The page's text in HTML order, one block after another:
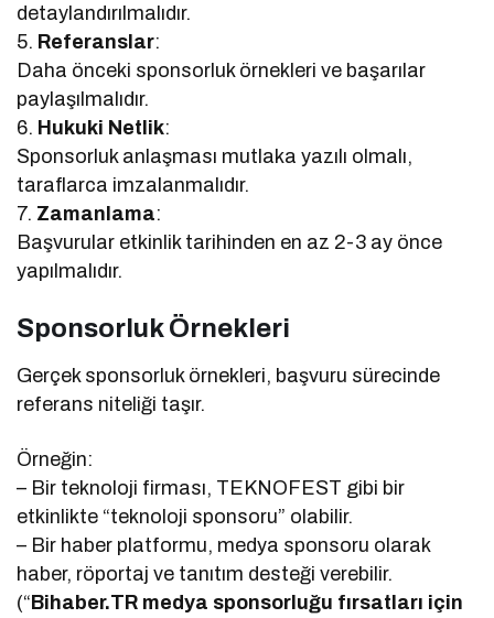
detaylandırılmalıdır.
5. Referanslar:
Daha önceki sponsorluk örnekleri ve başarılar
paylaşılmalıdır.
6. Hukuki Netlik:
Sponsorluk anlaşması mutlaka yazılı olmalı,
taraflarca imzalanmalıdır.
7. Zamanlama:
Başvurular etkinlik tarihinden en az 2-3 ay önce
yapılmalıdır.
Sponsorluk Örnekleri
Gerçek sponsorluk örnekleri, başvuru sürecinde
referans niteliği taşır.
Örneğin:
– Bir teknoloji firması, TEKNOFEST gibi bir
etkinlikte “teknoloji sponsoru” olabilir.
– Bir haber platformu, medya sponsoru olarak
haber, röportaj ve tanıtım desteği verebilir.
(“Bihaber.TR medya sponsorluğu fırsatları için